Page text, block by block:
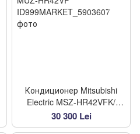
Кондиционер Mitsubishi
Electric MSZ-HR42VFK/
MUZ-HR42VF
30 300 Lei